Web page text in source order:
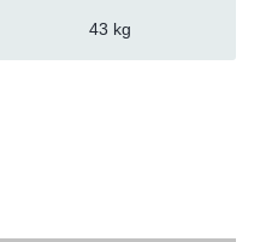
43 kg